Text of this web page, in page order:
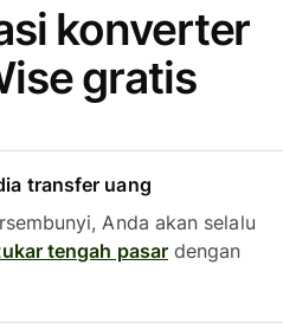
konverter
gratis
transfer uang
Anda akan selalu
tengah pasardengan